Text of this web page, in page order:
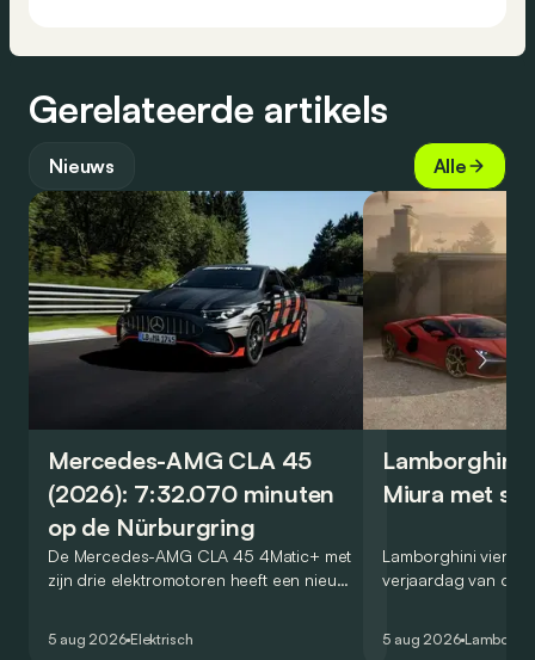
Gerelateerde artikels
Nieuws Alle
Mercedes-AMG CLA 45
(2026): 7:32.070 minuten
op de Nürburgring
De Mercedes-AMG CLA 45 4Matic+ met
zijn drie elektromotoren heeft een nieuw
5 aug 2026 Elektrisch
Lamborghini
Miura met
Lamborghini viert
verjaardag van de
algemeen wordt
5 aug 2026